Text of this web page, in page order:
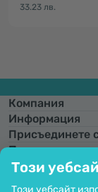
Този
Този уебсайт
33.23 лв.
Компания
Информация
Присъединете
Помощ и